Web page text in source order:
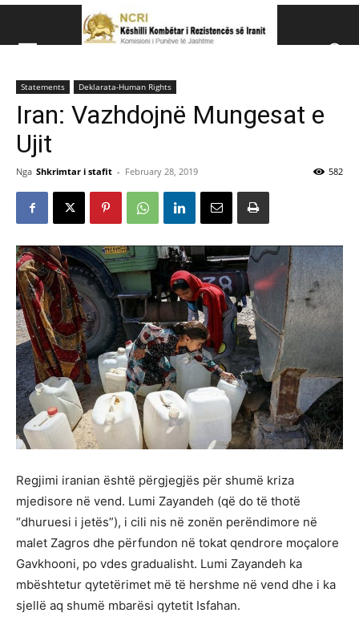
Këshillit Kombëtar të Rezistencës së Iranit (NCRI)
Statements Deklarata-Human Rights
Iran: Vazhdojnë Mungesat e
Ujit
Nga Shkrimtar i stafit - February 28, 2019 582
Regjimi iranian është përgjegjës për shumë kriza
mjedisore në vend. Lumi Zayandeh (që do të thotë
“dhuruesi i jetës”), i cili nis në zonën perëndimore në
malet Zagros dhe përfundon në tokat qendrore moçalore
Gavkhooni, po vdes gradualisht. Lumi Zayandeh ka
mbështetur qytetërimet më të hershme në vend dhe i ka
sjellë aq shumë mbarësi qytetit Isfahan.